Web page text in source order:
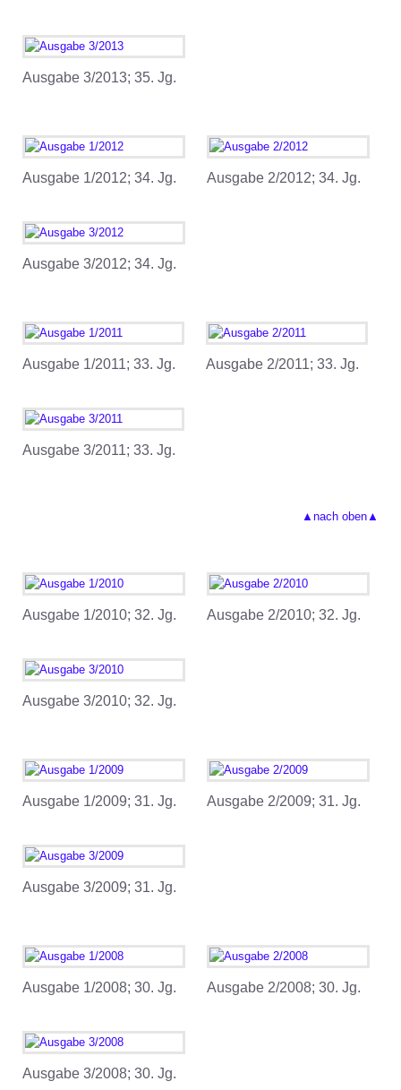
Ausgabe 3/2013; 35. Jg.
Ausgabe 1/2012; 34. Jg. Ausgabe 2/2012; 34. Jg.
Ausgabe 3/2012; 34. Jg.
Ausgabe 1/2011; 33. Jg. Ausgabe 2/2011; 33. Jg.
Ausgabe 3/2011; 33. Jg.
▲nach oben▲
Ausgabe 1/2010; 32. Jg. Ausgabe 2/2010; 32. Jg.
Ausgabe 3/2010; 32. Jg.
Ausgabe 1/2009; 31. Jg. Ausgabe 2/2009; 31. Jg.
Ausgabe 3/2009; 31. Jg.
Ausgabe 1/2008; 30. Jg. Ausgabe 2/2008; 30. Jg.
Ausgabe 3/2008; 30. Jg.